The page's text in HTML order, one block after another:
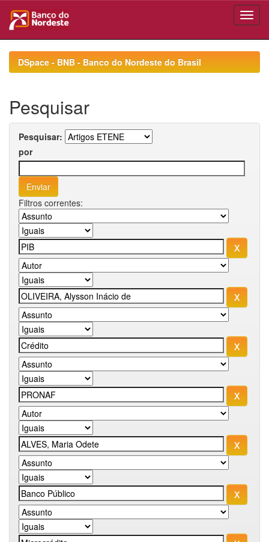
navigationDSpace - BNB - Banco do Nordeste do Brasil
Pesquisar
Pesquisar:
por
Filtros correntes: